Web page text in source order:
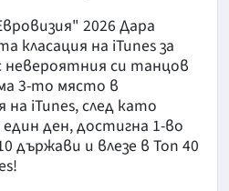
2026 Дара
класация на iTunes за
си танцов
3-то място в
iTunes, след като
ден, достигна 1-во
държави и влезе в Топ 40